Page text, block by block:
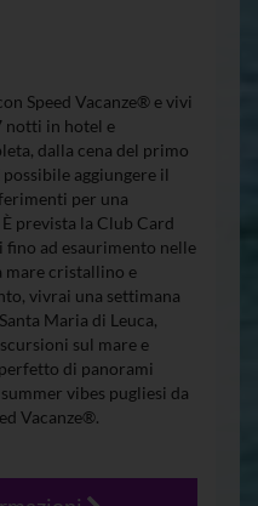
Speed Vacanze® e vivi
notti in hotel e
dalla cena del primo
aggiungere il
per una
prevista la Club Card
fino ad esaurimento nelle
mare cristallino e
vivrai una settimana
Maria di Leuca,
sul mare e
di panorami
vibes pugliesi da
Vacanze®.